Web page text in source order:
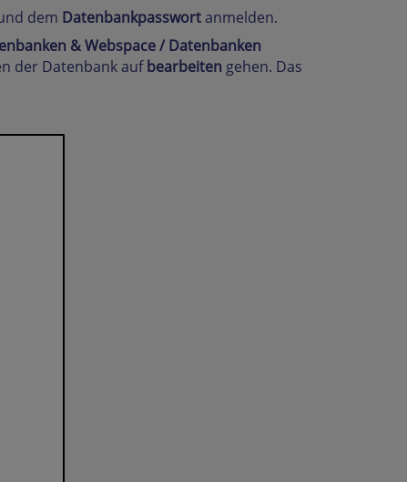
dem Datenbankpasswort anmelden.
& Webspace / Datenbanken
der Datenbank auf bearbeiten gehen. Das